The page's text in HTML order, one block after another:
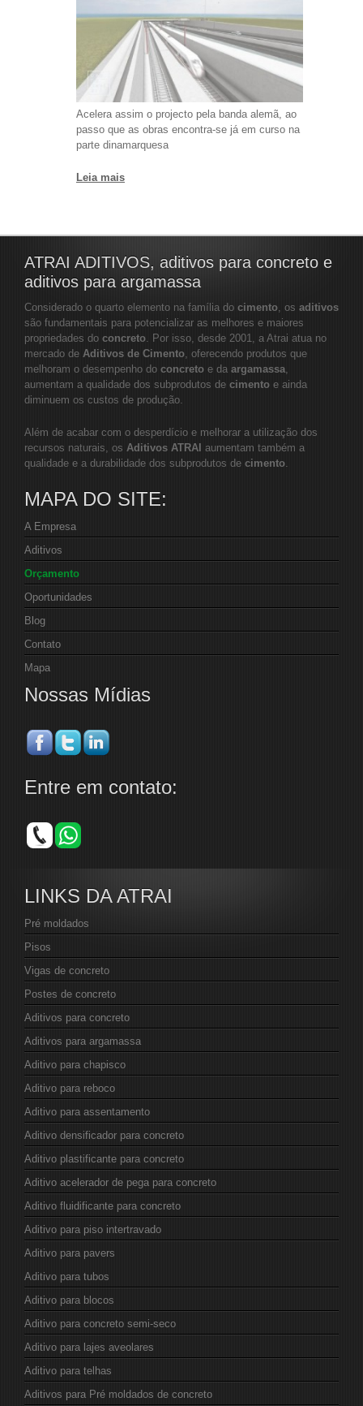
Acelera assim o projecto pela banda alemã, ao
passo que as obras encontra-se já em curso na
parte dinamarquesa
Leia mais
ATRAI ADITIVOS, aditivos para concreto e
aditivos para argamassa
Considerado o quarto elemento na família do cimento , os aditivos
são fundamentais para potencializar as melhores e maiores
propriedades do concreto . Por isso, desde 2001, a Atrai atua no
mercado de Aditivos de Cimento , oferecendo produtos que
melhoram o desempenho do concreto e da argamassa
aumentam a qualidade dos subprodutos de cimento e ainda
diminuem os custos de produção.
Além de acabar com o desperdício e melhorar a utilização dos
recursos naturais, os Aditivos ATRAI aumentam também a
qualidade e a durabilidade dos subprodutos de cimento
MAPA DO SITE:
A Empresa
Aditivos
Orçamento
Oportunidades
Blog
Contato
Mapa
Nossas Mídias
Entre em contato:
LINKS DA ATRAI
Pré moldados
Pisos
Vigas de concreto
Postes de concreto
Aditivos para concreto
Aditivos para argamassa
Aditivo para chapisco
Aditivo para reboco
Aditivo para assentamento
Aditivo densificador para concreto
Aditivo plastificante para concreto
Aditivo acelerador de pega para concreto
Aditivo fluidificante para concreto
Aditivo para piso intertravado
Aditivo para pavers
Aditivo para tubos
Aditivo para blocos
Aditivo para concreto semi-seco
Aditivo para lajes aveolares
Aditivo para telhas
Aditivos para Pré moldados de concreto